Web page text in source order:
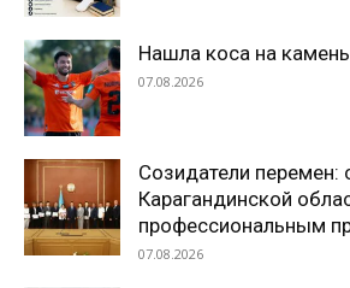
Нашла коса на камень
07.08.2026
Созидатели перемен:
Карагандинской
профессиональным
07.08.2026